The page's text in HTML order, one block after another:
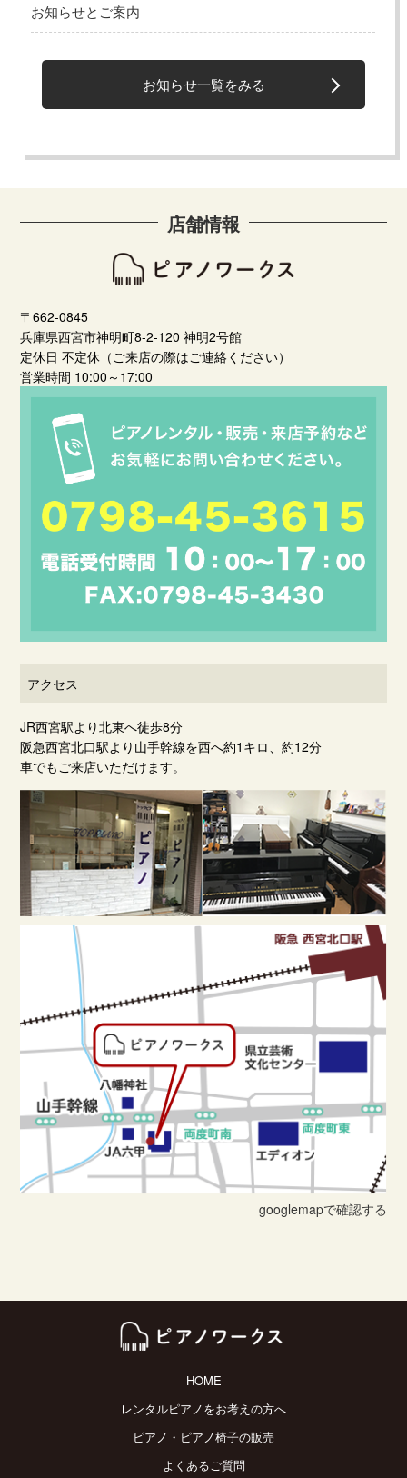
お知らせとご案内
お知らせ一覧をみる
店舗情報
〒662-0845
兵庫県西宮市神明町8-2-120 神明2号館
定休日 不定休（ご来店の際はご連絡ください）
営業時間 10:00～17:00
アクセス
JR西宮駅より北東へ徒歩8分
阪急西宮北口駅より山手幹線を西へ約1キロ、約12分
車でもご来店いただけます。
googlemapで確認する
HOME
レンタルピアノをお考えの方へ
ピアノ・ピアノ椅子の販売
よくあるご質問